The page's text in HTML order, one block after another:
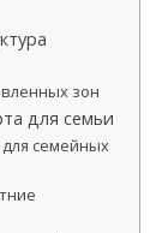
зон
для семьи
семейных